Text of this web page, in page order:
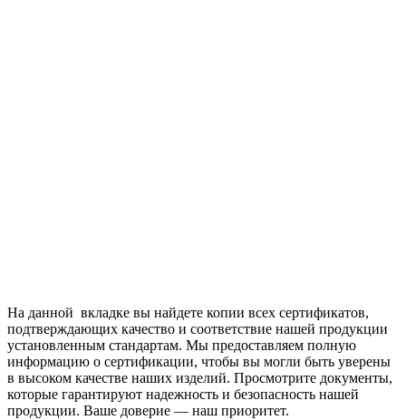
На данной вкладке вы найдете копии всех сертификатов,
подтверждающих качество и соответствие нашей продукции
установленным стандартам. Мы предоставляем полную
информацию о сертификации, чтобы вы могли быть уверены
в высоком качестве наших изделий. Просмотрите документы,
которые гарантируют надежность и безопасность нашей
продукции. Ваше доверие — наш приоритет.